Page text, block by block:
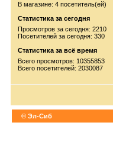
В магазине: 4 посетитель(ей)
Статистика за сегодня
Просмотров за сегодня: 2210
Посетителей за сегодня: 330
Статистика за всё время
Всего просмотров: 10355853
Всего посетителей: 2030087
© Эл-Сиб